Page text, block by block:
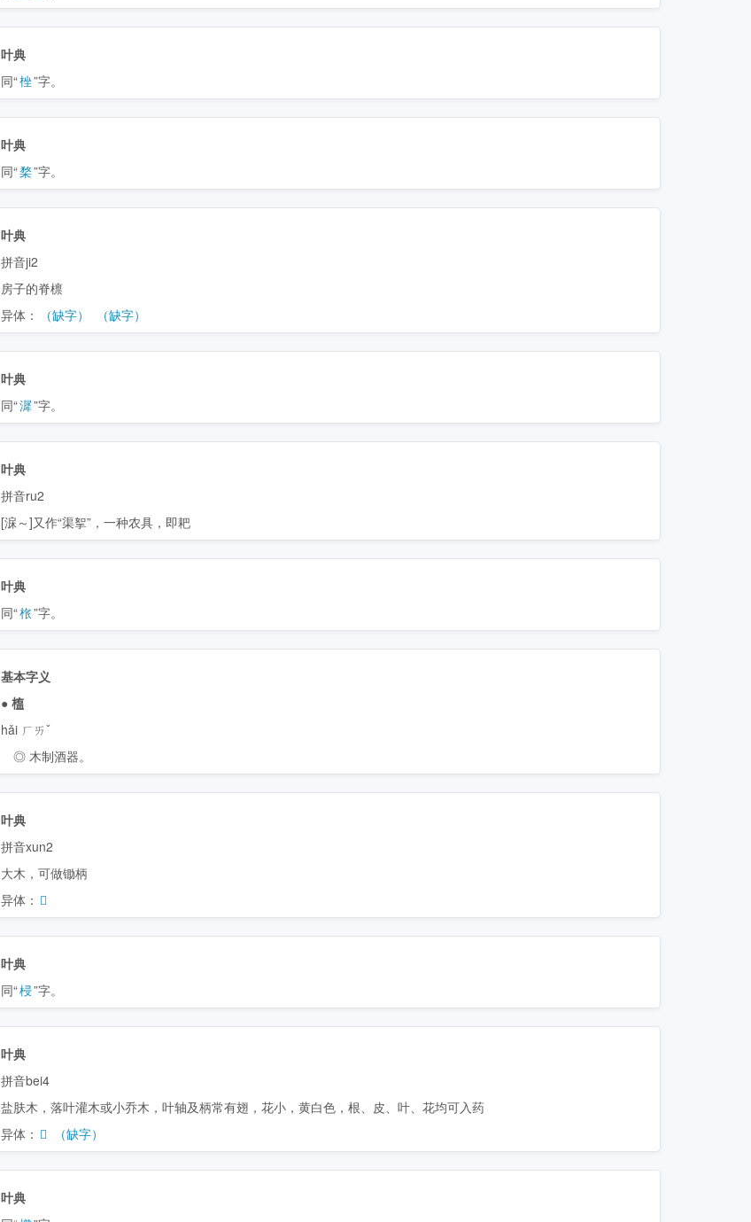
叶典
同“㭫”字。
叶典
同“楘”字。
叶典
拼音ji2
房子的脊檩
异体：
（缺字） （缺字）
叶典
同“漽”字。
叶典
拼音ru2
[淭～]又作“渠挐”，一种农具，即耙
叶典
同“㭚”字。
基本字义
●𣖻
hǎi ㄏㄞˇ
◎ 木制酒器。
叶典
拼音xun2
大木，可做锄柄
异体： 𣓓
叶典
同“梫”字。
叶典
拼音bei4
盐肤木，落叶灌木或小乔木，叶轴及柄常有翅，花小，黄白色，根、皮、叶、花均可入药
异体： 𣓂 （缺字）
叶典